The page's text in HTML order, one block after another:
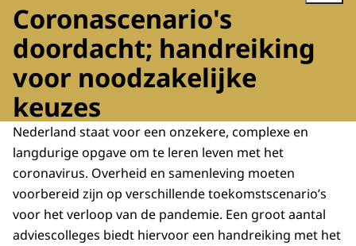
Coronascenario's
doordacht; handreiking
voor noodzakelijke
keuzes
Nederland staat voor een onzekere, complexe en
langdurige opgave om te leren leven met het
coronavirus. Overheid en samenleving moeten
voorbereid zijn op verschillende toekomstscenario’s
voor het verloop van de pandemie. Een groot aantal
adviescolleges biedt hiervoor een handreiking met het